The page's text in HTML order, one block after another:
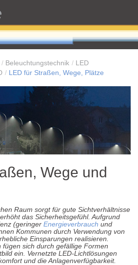
Beleuchtungstechnik
LED
LED für Straßen, Wege, Plätze
Wege und
Raum sorgt für gute Sichtverhältnisse
das Sicherheitsgefühl. Aufgrund
(geringer Energieverbrauch und
Kommunen durch Verwendung von
Einsparungen realisieren.
sich durch gefällige Formen
ein. Vernetzte LED-Lichtlösungen
und die Anlagenverfügbarkeit.